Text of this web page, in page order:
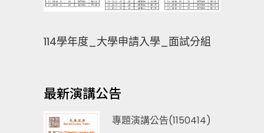
114學年度_大學申請入學_面試分組
最新演講公告
專題演講公告(1150414)